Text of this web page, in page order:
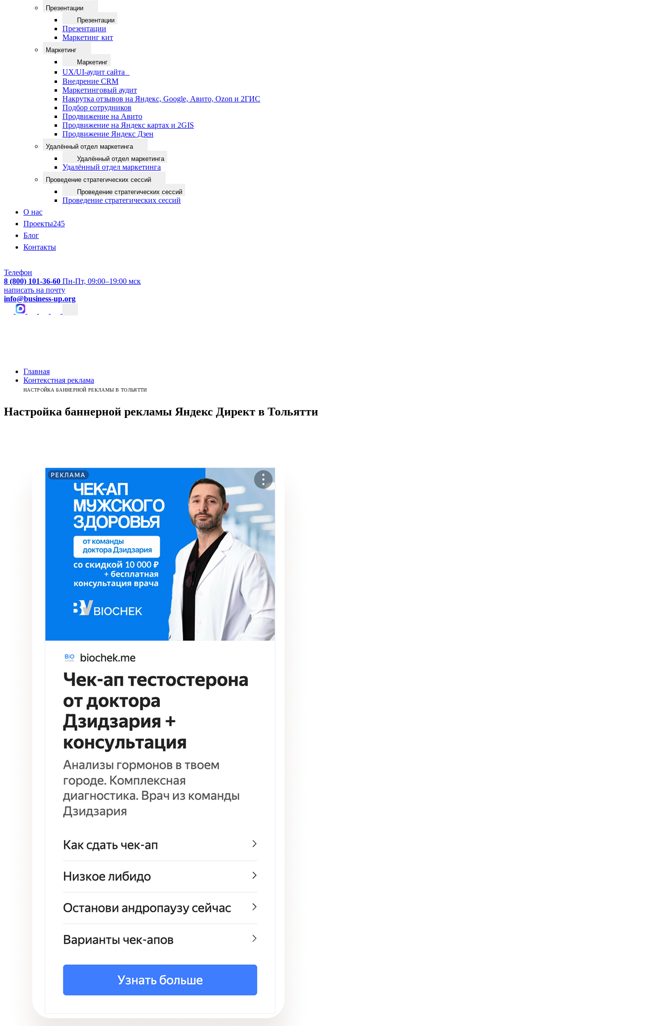
Презентации
Презентации
Презентации
Маркетинг кит
Маркетинг
Маркетинг
UX/UI-аудит сайта
Внедрение CRM
Маркетинговый аудит
Накрутка отзывов на Яндекс, Google, Авито, Ozon и 2ГИС
Подбор сотрудников
Продвижение на Авито
Продвижение на Яндекс картах и 2GIS
Продвижение Яндекс Дзен
Удалённый отдел маркетинга
Удалённый отдел маркетинга
Удалённый отдел маркетинга
Проведение стратегических сессий
Проведение стратегических сессий
Проведение стратегических сессий
О нас
Проекты245
Блог
Контакты
Телефон
8 (800) 101-36-60 Пн-Пт, 09:00–19:00 мск
написать на почту
info@business-up.org
Главная
Контекстная реклама
НАСТРОЙКА БАННЕРНОЙ РЕКЛАМЫ В ТОЛЬЯТТИ
Настройка баннерной рекламы Яндекс Директ в Тольятти